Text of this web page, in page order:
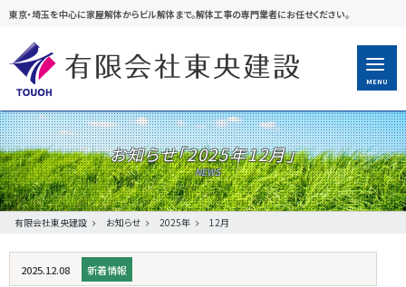
東京・埼玉を中心に家屋解体からビル解体まで。解体工事の専門業者にお任せください。
MENU
お知らせ「2025年12月」
有限会社東央建設 お知らせ 2025年 12月
2025.12.08 新着情報